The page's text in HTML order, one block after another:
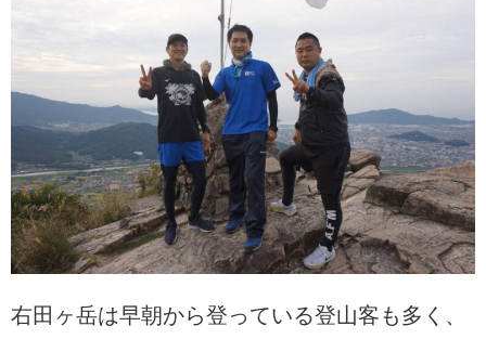
右田ヶ岳は早朝から登っている登山客も多く、